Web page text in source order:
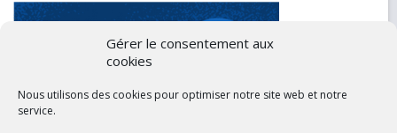
Gérer le consentement aux
cookies
Nous utilisons des cookies pour optimiser notre site web et notre
service.